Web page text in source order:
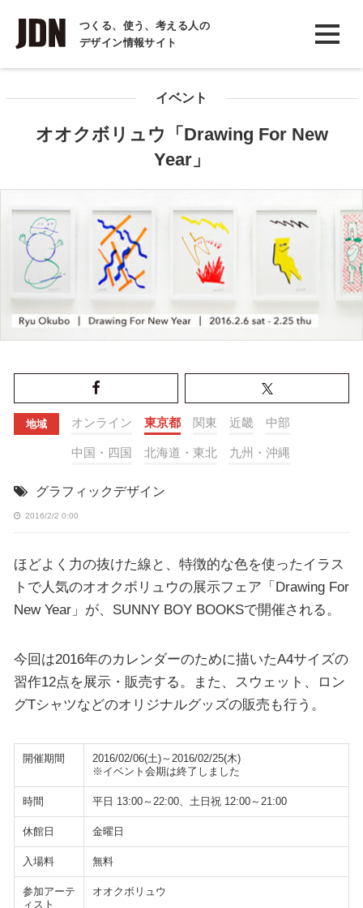
つくる、使う、考える人の
デザイン情報サイト
INTERVIEW
インタビュー
イベント
オオクボリュウ「Drawing For New
Year」
地域 オンライン 東京都 関東 近畿 中部
中国・四国 北海道・東北 九州・沖縄
グラフィックデザイン
2016/2/2 0:00
ほどよく力の抜けた線と、特徴的な色を使ったイラス
トで人気のオオクボリュウの展示フェア「Drawing For
New Year」が、SUNNY BOY BOOKSで開催される。
今回は2016年のカレンダーのために描いたA4サイズの
習作12点を展示・販売する。また、スウェット、ロン
グTシャツなどのオリジナルグッズの販売も行う。
開催期間
2016/02/06(土)～2016/02/25(木)
※イベント会期は終了しました
時間 平日 13:00～22:00、土日祝 12:00～21:00
休館日 金曜日
入場料 無料
参加アーテ
ィスト
オオクボリュウ